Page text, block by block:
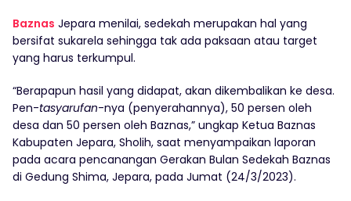
Baznas Jepara menilai, sedekah merupakan hal yang
bersifat sukarela sehingga tak ada paksaan atau target
yang harus terkumpul.
“Berapapun hasil yang didapat, akan dikembalikan ke desa.
Pen-tasyarufan-nya (penyerahannya), 50 persen oleh
desa dan 50 persen oleh Baznas,” ungkap Ketua Baznas
Kabupaten Jepara, Sholih, saat menyampaikan laporan
pada acara pencanangan Gerakan Bulan Sedekah Baznas
di Gedung Shima, Jepara, pada Jumat (24/3/2023).